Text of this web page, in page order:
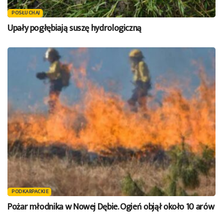
POSŁUCHAJ
Upały pogłębiają suszę hydrologiczną
PODKARPACKIE
Pożar młodnika w Nowej Dębie. Ogień objął około 10 arów